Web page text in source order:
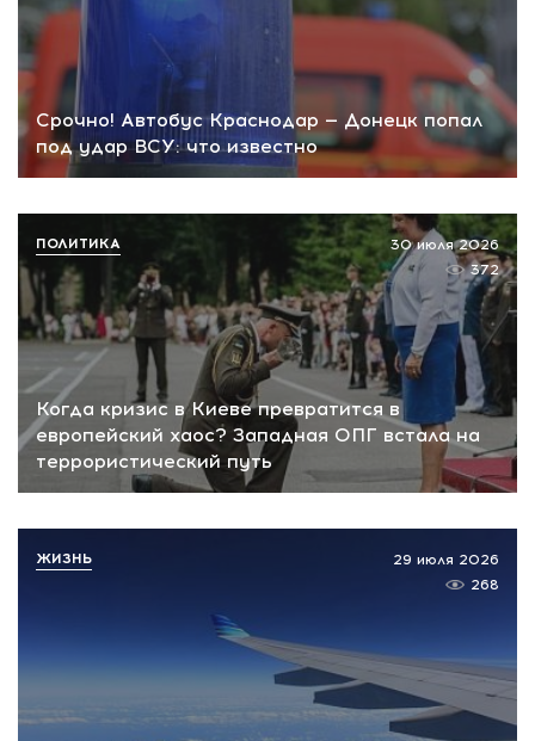
Срочно! Автобус Краснодар — Донецк попал
под удар ВСУ: что известно
Когда кризис в Киеве превратится в
европейский хаос? Западная ОПГ встала на
террористический путь
30 июля 2026
372
ПОЛИТИКА
29 июля 2026
268
ЖИЗНЬ